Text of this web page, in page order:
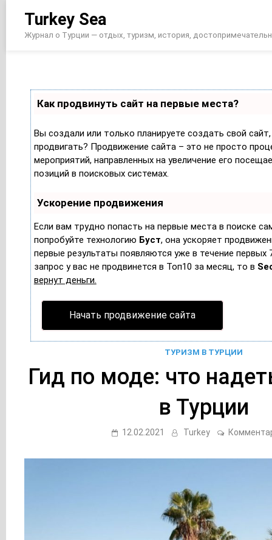
содержимому
Turkey Sea
Журнал о Турции — отдых, туризм, история,
Как продвинуть сайт на первые места?
Вы создали или только планируете создать свой
продвигать? Продвижение сайта – это не просто
мероприятий, направленных на увеличение его
позиций в поисковых системах.
Ускорение продвижения
Если вам трудно попасть на первые места в поиске
попробуйте технологию Буст, она ускоряет
первые результаты появляются уже в течение первых
запрос у вас не продвинется в Топ10 за месяц, то в
вернут деньги.
Начать продвижение сайта
ТУРИЗМ В ТУРЦИИ
Гид по моде: что
в Турции
12.02.2021 Turkey